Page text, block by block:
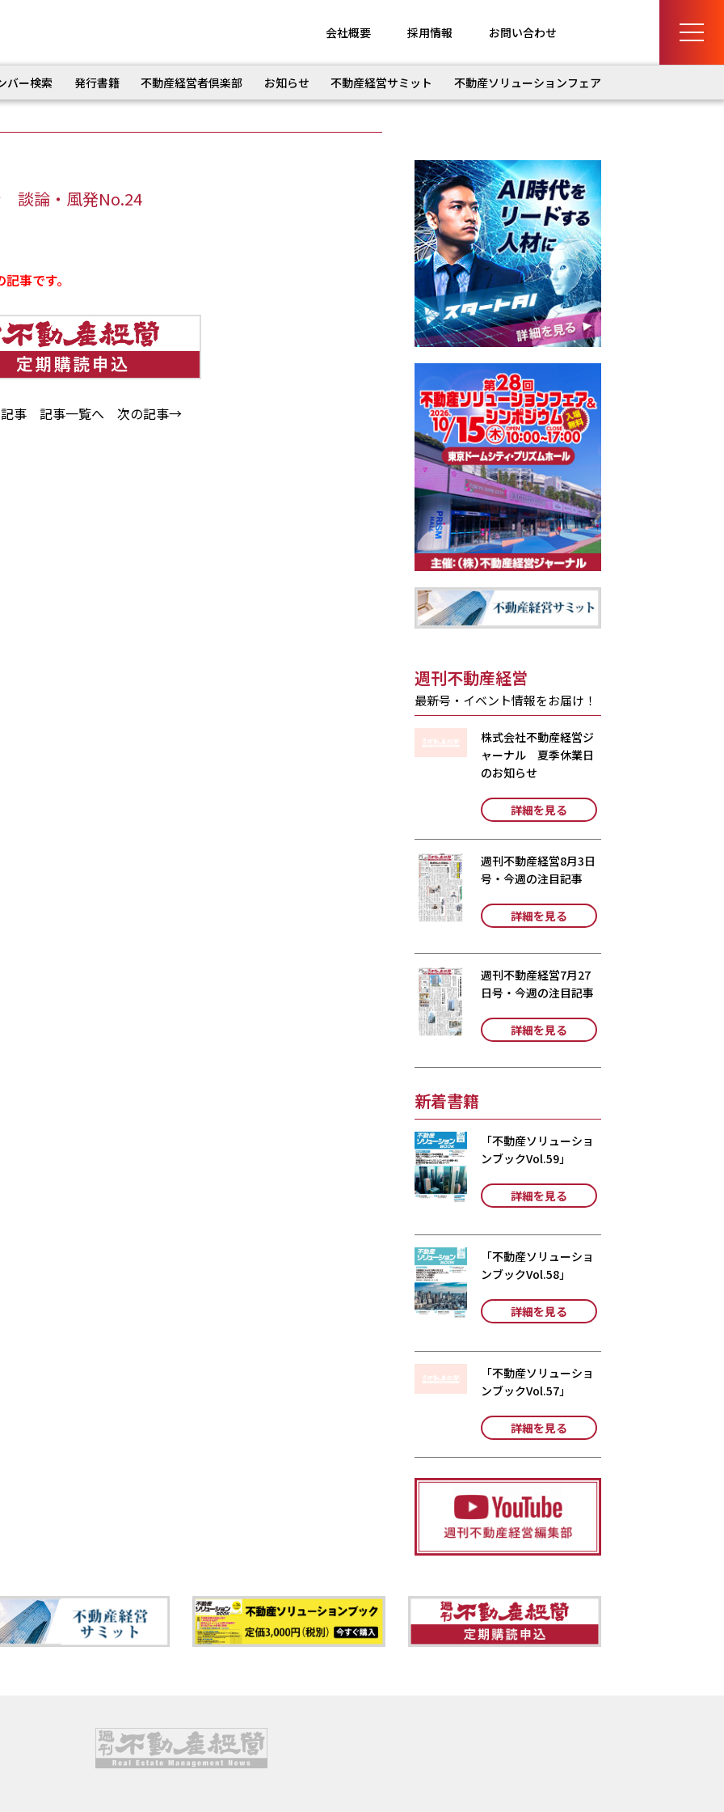
会社概要 採用情報 お問い合わせ
バー検索 発行書籍 不動産経営者倶楽部 お知らせ 不動産経営サミット 不動産ソリューションフェア
談論・風発No.24
事です。
事 記事一覧へ 次の記事→
週刊不動産経営
最新号・イベント情報をお届け！
株式会社不動産経営ジ
ャーナル 夏季休業日
のお知らせ
詳細を見る
週刊不動産経営8月3日
号・今週の注目記事
詳細を見る
週刊不動産経営7月27
日号・今週の注目記事
詳細を見る
新着書籍
「不動産ソリューショ
ンブックVol.59」
詳細を見る
「不動産ソリューショ
ンブックVol.58」
詳細を見る
「不動産ソリューショ
ンブックVol.57」
詳細を見る